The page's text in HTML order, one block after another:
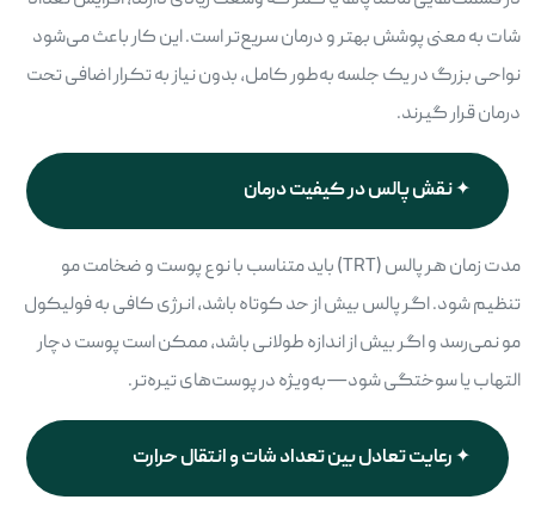
شات به معنی پوشش بهتر و درمان سریع‌تر است. این کار باعث می‌شود
نواحی بزرگ در یک جلسه به‌طور کامل، بدون نیاز به تکرار اضافی تحت
درمان قرار گیرند.
نقش پالس در کیفیت درمان
مدت زمان هر پالس (TRT) باید متناسب با نوع پوست و ضخامت مو
تنظیم شود. اگر پالس بیش از حد کوتاه باشد، انرژی کافی به فولیکول
مو نمی‌رسد و اگر بیش از اندازه طولانی باشد، ممکن است پوست دچار
التهاب یا سوختگی شود—به‌ویژه در پوست‌های تیره‌تر.
رعایت تعادل بین تعداد شات و انتقال حرارت